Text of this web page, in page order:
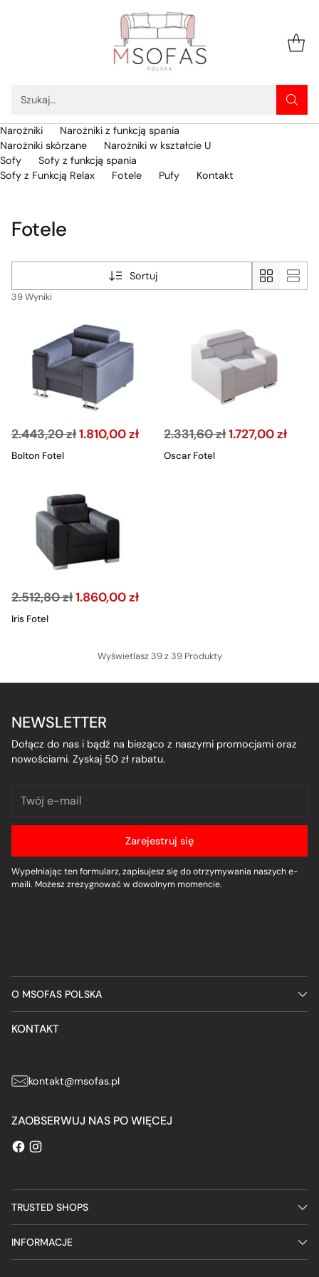
Szukaj…
Narożniki
Narożniki z funkcją spania
Narożniki skórzane
Narożniki w kształcie U
Sofy
Sofy z funkcją spania
Sofy z Funkcją Relax
Fotele Pufy Kontakt
Fotele
Sortuj
39 Wyniki
Cena
regularna
2.443,20 zł1.810,00 zł
Bolton Fotel
Cena
regularna
2.331,60 zł1.727,00 zł
Oscar Fotel
Cena
regularna
2.512,80 zł1.860,00 zł
Iris Fotel
Wyświetlasz 39 z 39 Produkty
NEWSLETTER
Dołącz do nas i bądź na bieząco z naszymi promocjami oraz
nowościami. Zyskaj 50 zł rabatu.
Zarejestruj się
Wypełniając ten formularz, zapisujesz się do otrzymywania naszych e-
maili. Możesz zrezygnować w dowolnym momencie.
O MSOFAS POLSKA
KONTAKT
kontakt@msofas.pl
ZAOBSERWUJ NAS PO WIĘCEJ
TRUSTED SHOPS
INFORMACJE